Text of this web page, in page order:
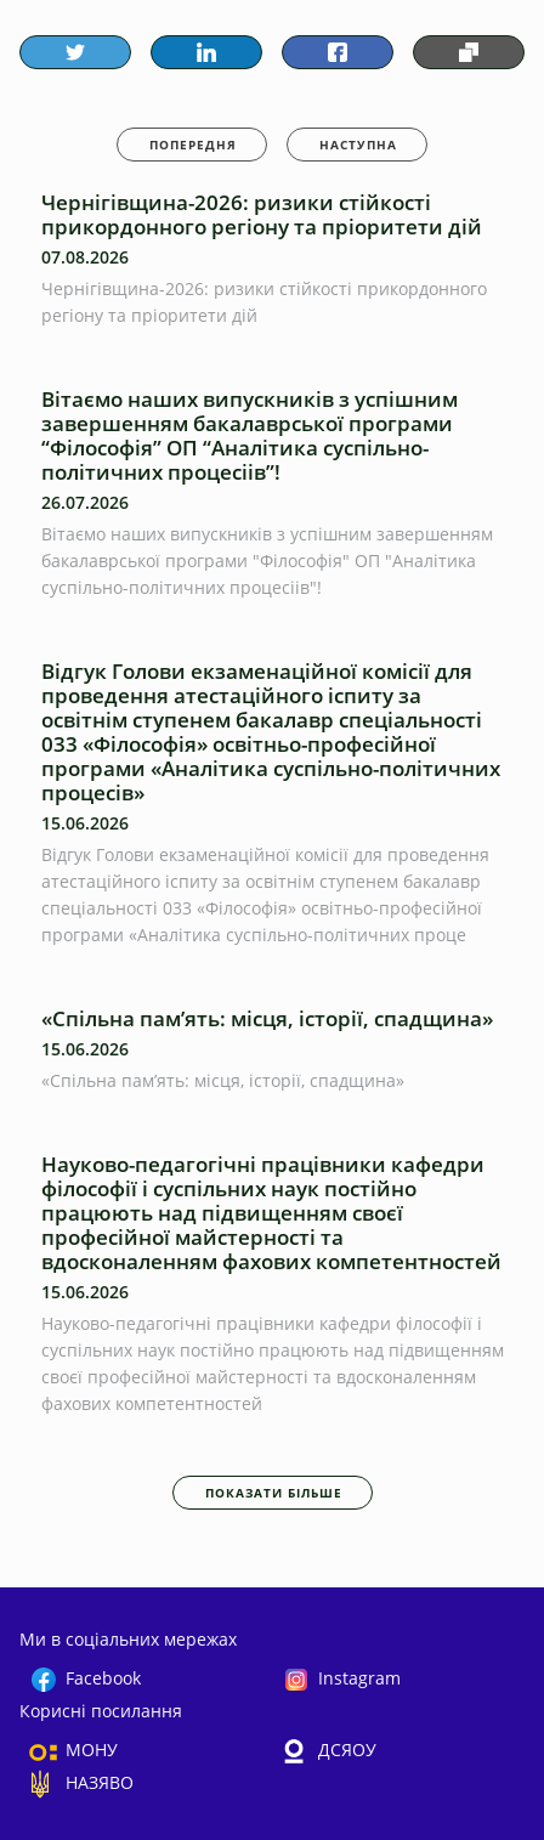
ПОПЕРЕДНЯ НАСТУПНА
Чернігівщина-2026: ризики стійкості
прикордонного регіону та пріоритети дій
07.08.2026
Чернігівщина-2026: ризики стійкості прикордонного
регіону та пріоритети дій
Вітаємо наших випускників з успішним
завершенням бакалаврської програми
“Філософія” ОП “Аналітика суспільно-
політичних процесіів”!
26.07.2026
Вітаємо наших випускників з успішним завершенням
бакалаврської програми "Філософія" ОП "Аналітика
суспільно-політичних процесіів"!
Відгук Голови екзаменаційної комісії для
проведення атестаційного іспиту за
освітнім ступенем бакалавр спеціальності
033 «Філософія» освітньо-професійної
програми «Аналітика суспільно-політичних
процесів»
15.06.2026
Відгук Голови екзаменаційної комісії для проведення
атестаційного іспиту за освітнім ступенем бакалавр
спеціальності 033 «Філософія» освітньо-професійної
програми «Аналітика суспільно-політичних проце
«Спільна пам’ять: місця, історії, спадщина»
15.06.2026
«Спільна пам’ять: місця, історії, спадщина»
Науково-педагогічні працівники кафедри
філософії і суспільних наук постійно
працюють над підвищенням своєї
професійної майстерності та
вдосконаленням фахових компетентностей
15.06.2026
Науково-педагогічні працівники кафедри філософії і
суспільних наук постійно працюють над підвищенням
своєї професійної майстерності та вдосконаленням
фахових компетентностей
ПОКАЗАТИ БІЛЬШЕ
Ми в соціальних мережах
Facebook
Instagram
Корисні посилання
МОНУ
ДСЯОУ
НАЗЯВО